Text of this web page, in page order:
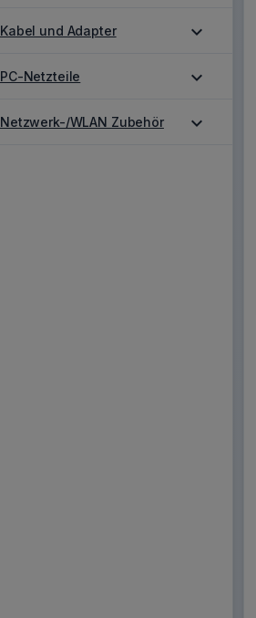
Kabel und Adapter expand_more
PC-Netzteile expand_more
Netzwerk-/WLAN Zubehör expand_more